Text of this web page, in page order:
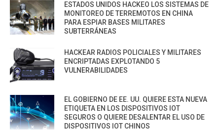
ESTADOS UNIDOS HACKEO LOS SISTEMAS DE
MONITOREO DE TERREMOTOS EN CHINA
PARA ESPIAR BASES MILITARES
SUBTERRÁNEAS
HACKEAR RADIOS POLICIALES Y MILITARES
ENCRIPTADAS EXPLOTANDO 5
VULNERABILIDADES
EL GOBIERNO DE EE. UU. QUIERE ESTA NUEVA
ETIQUETA EN LOS DISPOSITIVOS IOT
SEGUROS O QUIERE DESALENTAR EL USO DE
DISPOSITIVOS IOT CHINOS